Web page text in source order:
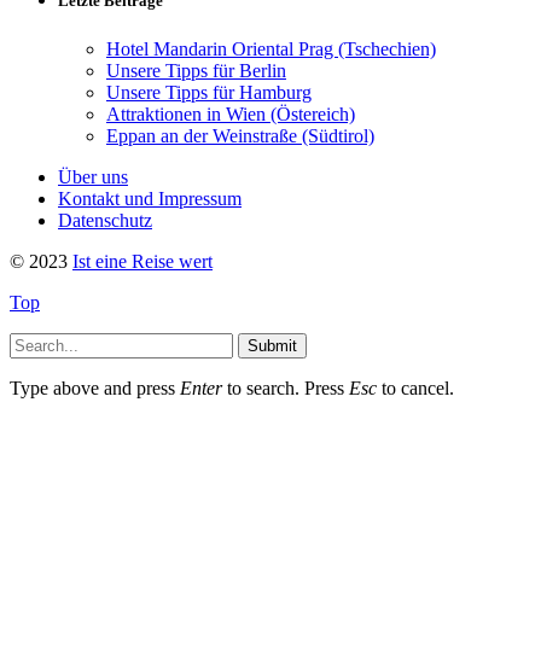
Hotel Mandarin Oriental Prag (Tschechien)
Unsere Tipps für Berlin
Unsere Tipps für Hamburg
Attraktionen in Wien (Östereich)
Eppan an der Weinstraße (Südtirol)
Über uns
Kontakt und Impressum
Datenschutz
© 2023 Ist eine Reise wert
Top
Submit
Type above and press Enterto search. Press Esc to cancel.